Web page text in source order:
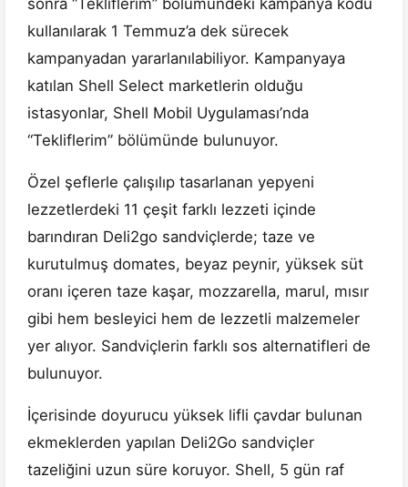
sonra “Tekliflerim” bölümündeki kampanya kodu
kullanılarak 1 Temmuz’a dek sürecek
kampanyadan yararlanılabiliyor. Kampanyaya
katılan Shell Select marketlerin olduğu
istasyonlar, Shell Mobil Uygulaması’nda
“Tekliflerim” bölümünde bulunuyor.
Özel şeflerle çalışılıp tasarlanan yepyeni
lezzetlerdeki 11 çeşit farklı lezzeti içinde
barındıran Deli2go sandviçlerde; taze ve
kurutulmuş domates, beyaz peynir, yüksek süt
oranı içeren taze kaşar, mozzarella, marul, mısır
gibi hem besleyici hem de lezzetli malzemeler
yer alıyor. Sandviçlerin farklı sos alternatifleri de
bulunuyor.
İçerisinde doyurucu yüksek lifli çavdar bulunan
ekmeklerden yapılan Deli2Go sandviçler
tazeliğini uzun süre koruyor. Shell, 5 gün raf